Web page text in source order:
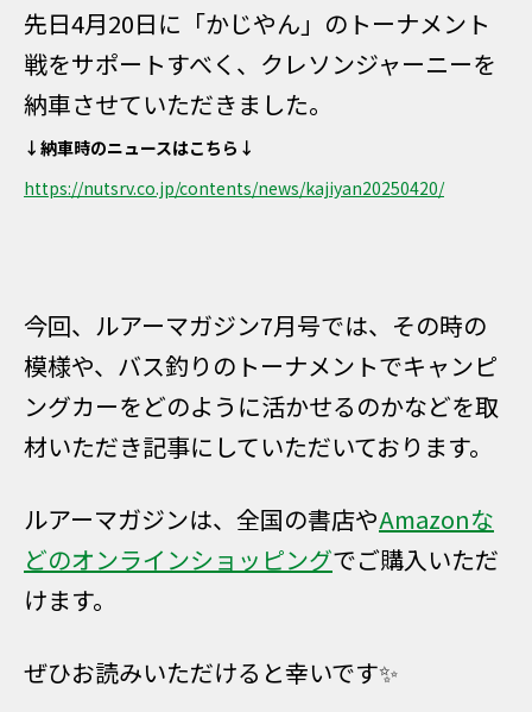
先日4月20日に「かじやん」のトーナメント
戦をサポートすべく、クレソンジャーニーを
納車させていただきました。
↓納車時のニュースはこちら↓
https://nutsrv.co.jp/contents/news/kajiyan20250420/
今回、ルアーマガジン7月号では、その時の
模様や、バス釣りのトーナメントでキャンピ
ングカーをどのように活かせるのかなどを取
材いただき記事にしていただいております。
ルアーマガジンは、全国の書店やAmazonな
どのオンラインショッピングでご購入いただ
けます。
ぜひお読みいただけると幸いです✨